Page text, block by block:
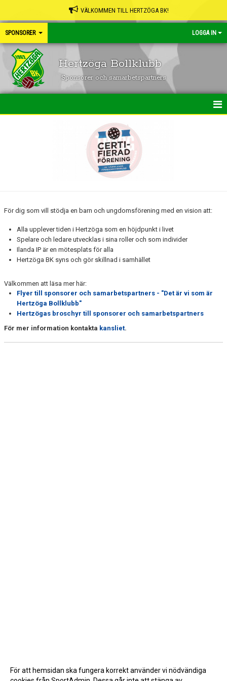
VÄLKOMMEN TILL HERTZÖGA BK!
SPONSORER LOGGA IN
Hertzöga Bollklubb
Sponsorer och samarbetspartners
SPONSORER OCH SAMARBETSPARTNERS
För dig som vill stödja en barn och ungdomsförening med en vision att:
Alla upplever tiden i Hertzöga som en höjdpunkt i livet
Spelare och ledare utvecklas i sina roller och som individer
Ilanda IP är en mötesplats för alla
Hertzöga BK syns och gör skillnad i samhället
Välkommen att läsa mer här:
Flyer till sponsorer och samarbetspartners - "Det är vi som är
Hertzöga Bollklubb"
Hertzögas broschyr till sponsorer och samarbetspartners
För mer information kontakta kansliet.
För att hemsidan ska fungera korrekt använder vi nödvändiga